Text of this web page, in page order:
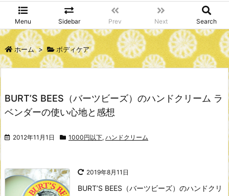
Menu Sidebar Prev Next Search
ホーム > ボディケア
BURT’S BEES（バーツビーズ）のハンドクリーム ラ
ベンダーの使い心地と感想
2012年11月1日 1000円以下, ハンドクリーム
2019年8月11日
BURT’S BEES（バーツビーズ）のハンドクリ